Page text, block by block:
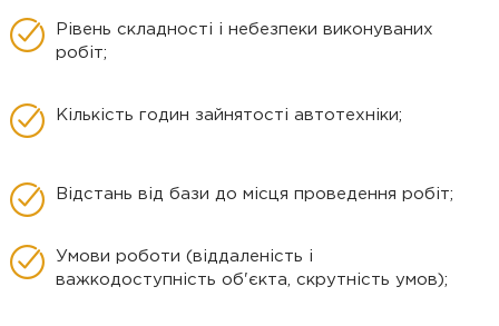
Рівень складності і небезпеки виконуваних
робіт;
Кількість годин зайнятості автотехніки;
Відстань від бази до місця проведення робіт;
Умови роботи (віддаленість і
важкодоступність об'єкта, скрутність умов);